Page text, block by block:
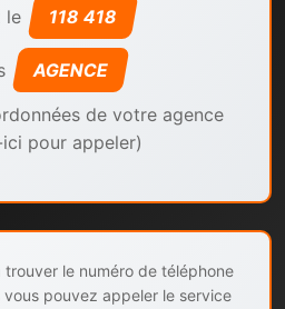
le 118 418
AGENCE
de votre agence
pour appeler)
le numéro de téléphone
pouvez appeler le service